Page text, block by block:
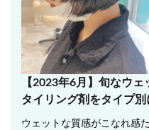
【2023年6月】旬なウ
タイリング剤をタイプ別
ウェットな質感がこなれ感